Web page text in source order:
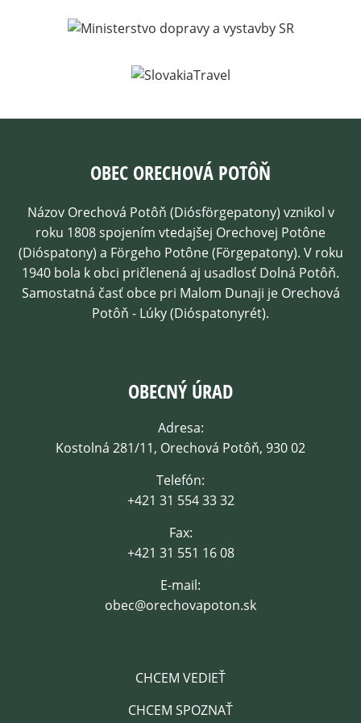
OBEC ORECHOVÁ POTÔŇ
Názov Orechová Potôň (Diósförgepatony) vznikol v
roku 1808 spojením vtedajšej Orechovej Potône
(Dióspatony) a Förgeho Potône (Förgepatony). V roku
1940 bola k obci pričlenená aj usadlosť Dolná Potôň.
Samostatná časť obce pri Malom Dunaji je Orechová
Potôň - Lúky (Dióspatonyrét).
CHCEM VEDIEŤ
CHCEM SPOZNAŤ
OBECNÝ ÚRAD
Adresa:
Kostolná 281/11, Orechová Potôň, 930 02
Telefón:
+421 31 554 33 32
Fax:
+421 31 551 16 08
E-mail:
obec@orechovapoton.sk